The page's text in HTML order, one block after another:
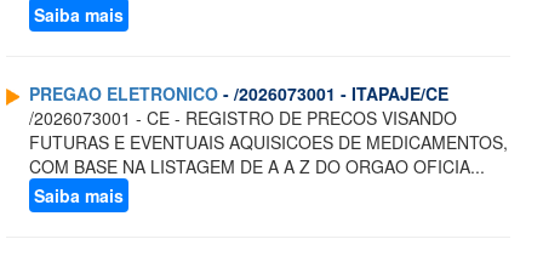
Saiba mais
PREGAO ELETRONICO - /2026073001 - ITAPAJE/CE
/2026073001 - CE - REGISTRO DE PRECOS VISANDO
FUTURAS E EVENTUAIS AQUISICOES DE MEDICAMENTOS,
COM BASE NA LISTAGEM DE A A Z DO ORGAO OFICIA...
Saiba mais